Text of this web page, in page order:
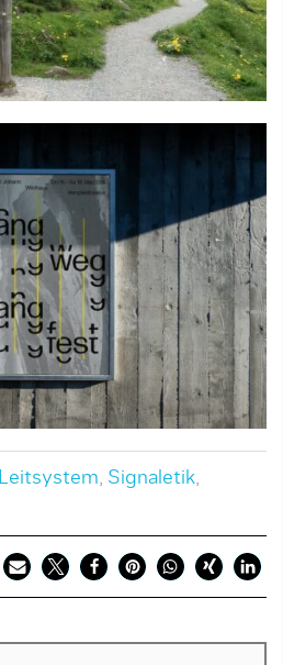
Leitsystem, Signaletik,